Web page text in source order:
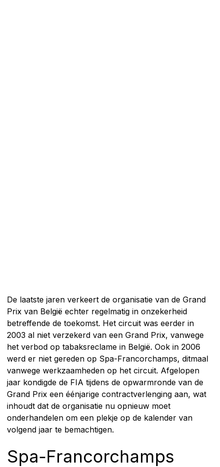
De laatste jaren verkeert de organisatie van de Grand
Prix van België echter regelmatig in onzekerheid
betreffende de toekomst. Het circuit was eerder in
2003 al niet verzekerd van een Grand Prix, vanwege
het verbod op tabaksreclame in België. Ook in 2006
werd er niet gereden op Spa-Francorchamps, ditmaal
vanwege werkzaamheden op het circuit. Afgelopen
jaar kondigde de FIA tijdens de opwarmronde van de
Grand Prix een éénjarige contractverlenging aan, wat
inhoudt dat de organisatie nu opnieuw moet
onderhandelen om een plekje op de kalender van
volgend jaar te bemachtigen.
Spa-Francorchamps